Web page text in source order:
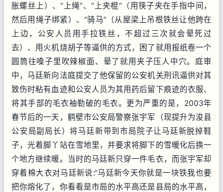
胀螺丝上）、“上绳”、“上夹棍”（用筷子夹在手指中间，
然后用绳子绑紧）、“骑马”（从屋梁上吊根铁丝让他跨在
上边，公安人员用手拉铁丝，不超过三次就会晕死过
去）、用火机烧胡子等逼供的方式，困了就用报纸卷一个
圆筒往嗓子里吹辣椒面、晕了就用夹子压人中穴。庭审
中，马廷新向法庭提交了他保留的公安机关刑讯逼供对其
致伤时粘有血迹和公安人员为其用药后留下痕迹的衣服、
将其手部的毛衣袖勒破的毛衣。更为严重的是，2003年
春节后的一天，鹤壁市公安局警察张宇军（现提升为浚县
公安局副局长）将马廷新带到市局院子让马廷新脱掉鞋
子，光着脚丫站在雪地里，并要求将脚下的雪暖化后换一
个地方继续暖。当时的马廷新只穿一件毛衣，而张宇军却
穿着棉大衣对马廷新说:“马廷新今天你就是一块铁我也要
把你熔化了，你看看是市局的水平高还是县局的水平高，